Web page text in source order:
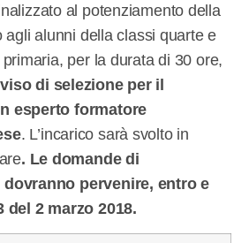
al potenziamento della
agli alunni della classi quarte e
per la durata di 30 ore,
di selezione per il
esperto formatore
. L’incarico sarà svolto in
. Le domande di
pervenire, entro e
del 2 marzo 2018.